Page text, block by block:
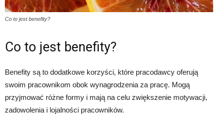
Co to jest benefity?
Co to jest benefity?
Benefity są to dodatkowe korzyści, które pracodawcy oferują
swoim pracownikom obok wynagrodzenia za pracę. Mogą
przyjmować różne formy i mają na celu zwiększenie motywacji,
zadowolenia i lojalności pracowników.